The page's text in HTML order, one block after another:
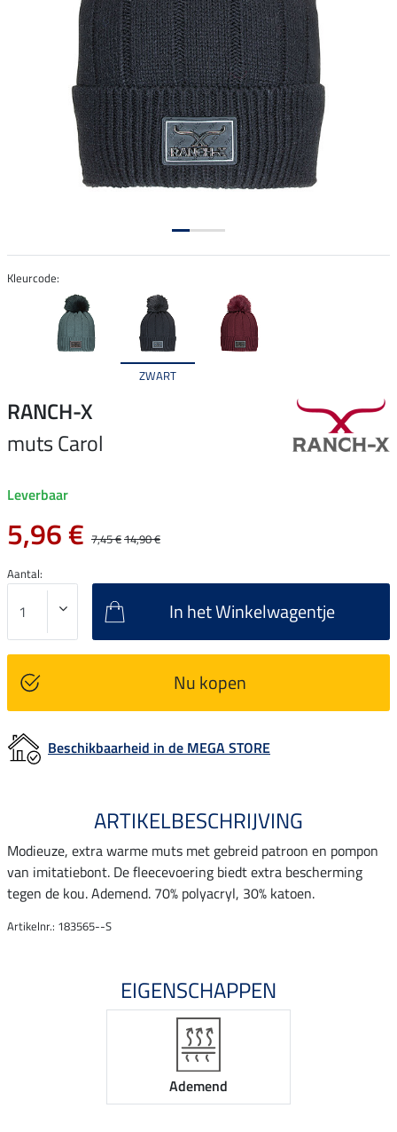
Kleurcode:
ZWART
RANCH-X
muts Carol
Leverbaar
5,96 € 7,45 €14,90 €
Aantal:
In het Winkelwagentje
Nu kopen
Beschikbaarheid in de MEGA STORE
ARTIKELBESCHRIJVING
Modieuze, extra warme muts met gebreid patroon en pompon
van imitatiebont. De fleecevoering biedt extra bescherming
tegen de kou. Ademend. 70% polyacryl, 30% katoen.
Artikelnr.: 183565--S
EIGENSCHAPPEN
Ademend